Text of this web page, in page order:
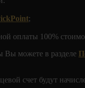
;
оплаты 100%
Вы можете в разделе
счет будут